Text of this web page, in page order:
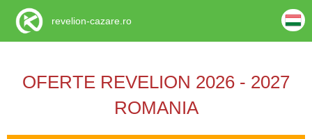
OFERTE REVELION 2026 - 2027
ROMANIA
revelion-cazare.ro